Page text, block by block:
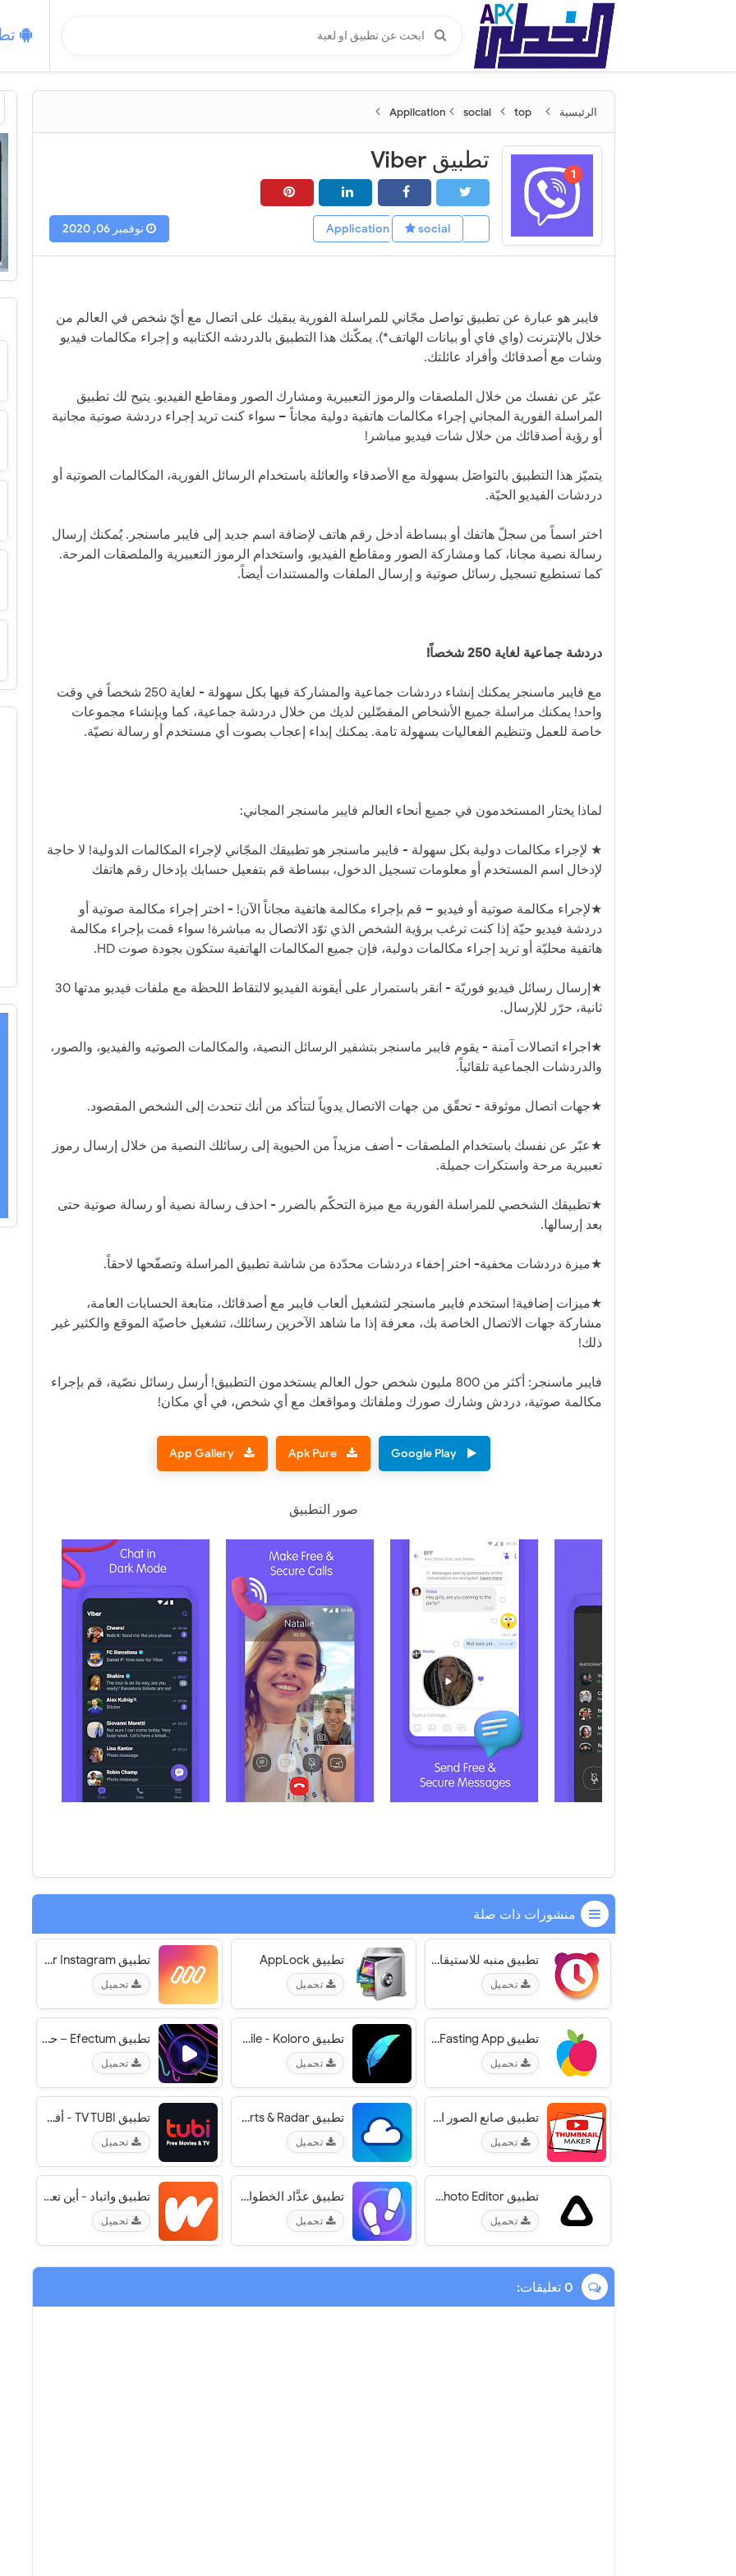
الرئيسية social top
تطبيق Viber
social نوفمبر 06, 2020
فايبر هو عبارة عن تطبيق تواصل مجّاني للمراسلة الفورية يبقيك على اتصال مع أيّ شخص في العالم من
خلال بالإنترنت (واي فاي أو بيانات الهاتف*). يمكّنك هذا التطبيق بالدردشه الكتابيه و إجراء مكالمات فيديو
وشات مع أصدقائك وأفراد عائلتك.
عبّر عن نفسك من خلال الملصقات والرموز التعبيرية ومشارك الصور ومقاطع الفيديو. يتيح لك تطبيق
المراسلة الفورية المجاني إجراء مكالمات هاتفية دولية مجاناً – سواء كنت تريد إجراء دردشة صوتية مجانية
أو رؤية أصدقائك من خلال شات فيديو مباشر!
يتميّز هذا التطبيق بالتواصَل بسهولة مع الأصدقاء والعائلة باستخدام الرسائل الفورية، المكالمات الصوتية أو
دردشات الفيديو الحيّة.
اختر اسماً من سجلّ هاتفك أو ببساطة أدخل رقم هاتف لإضافة اسم جديد إلى فايبر ماسنجر. يُمكنك إرسال
رسالة نصية مجانا، كما ومشاركة الصور ومقاطع الفيديو، واستخدام الرموز التعبيرية والملصقات المرحة.
كما تستطيع تسجيل رسائل صوتية و إرسال الملفات والمستندات أيضاً.
دردشة جماعية لغاية 250 شخصاً!
مع فايبر ماسنجر يمكنك إنشاء دردشات جماعية والمشاركة فيها بكل سهولة - لغاية 250 شخصاً في وقت
واحد! يمكنك مراسلة جميع الأشخاص المفضّلين لديك من خلال دردشة جماعية، كما وبإنشاء مجموعات
خاصة للعمل وتنظيم الفعاليات بسهولة تامة. يمكنك إبداء إعجاب بصوت أي مستخدم أو رسالة نصيّة.
لماذا يختار المستخدمون في جميع أنحاء العالم فايبر ماسنجر المجاني:
★ لإجراء مكالمات دولية بكل سهولة - فايبر ماسنجر هو تطبيقك المجّاني لإجراء المكالمات الدولية! لا حاجة
لإدخال اسم المستخدم أو معلومات تسجيل الدخول، ببساطة قم بتفعيل حسابك بإدخال رقم هاتفك
★لإجراء مكالمة صوتية أو فيديو – قم بإجراء مكالمة هاتفية مجاناً الآن! - اختر إجراء مكالمة صوتية أو
دردشة فيديو حيّة إذا كنت ترغب برؤية الشخص الذي توّد الاتصال به مباشرة! سواء قمت بإجراء مكالمة
هاتفية محليّة أو تريد إجراء مكالمات دولية، فإن جميع المكالمات الهاتفية ستكون بجودة صوت HD.
★إرسال رسائل فيديو فوريّة - انقر باستمرار على أيقونة الفيديو لالتقاط اللحظة مع ملفات فيديو مدتها 30
ثانية، حرّر للإرسال.
★اجراء اتصالات آمنة - يقوم فايبر ماسنجر بتشفير الرسائل النصية، والمكالمات الصوتيه والفيديو، والصور،
والدردشات الجماعية تلقائياً.
★جهات اتصال موثوقة - تحقّق من جهات الاتصال يدوياً لتتأكد من أنك تتحدث إلى الشخص المقصود.
★عبّر عن نفسك باستخدام الملصقات - أضف مزيداً من الحيوية إلى رسائلك النصية من خلال إرسال رموز
تعبيرية مرحة واستكرات جميلة.
★تطبيقك الشخصي للمراسلة الفورية مع ميزة التحكّم بالضرر - احذف رسالة نصية أو رسالة صوتية حتى
بعد إرسالها.
★ميزة دردشات مخفية- اختر إخفاء دردشات محدّدة من شاشة تطبيق المراسلة وتصفّحها لاحقاً.
★ميزات إضافية! استخدم فايبر ماسنجر لتشغيل ألعاب فايبر مع أصدقائك، متابعة الحسابات العامة،
مشاركة جهات الاتصال الخاصة بك، معرفة إذا ما شاهد الآخرين رسائلك، تشغيل خاصيّة الموقع والكثير غير
ذلك!
فايبر ماسنجر: أكثر من 800 مليون شخص حول العالم يستخدمون التطبيق! أرسل رسائل نصّية، قم بإجراء
مكالمة صوتية، دردش وشارك صورك وملفاتك ومواقعك مع أي شخص، في أي مكان!
Google Play
Apk Pure
App Gallery
صور التطبيق
منشورات ذات صلة
تطبيق منبه للاستيقاظ من النوم بصوت، عالي - Alarmy‏
تحميل
تطبيق AppLock‏
تحميل
تطبيق mojo - Create animated Stories for Instagram‏
تحميل
تطبيق YAZIO Calorie Counter & Intermittent Fasting App‏
تحميل
تطبيق Presets for Lightroom mobile - Koloro‏
تحميل
تطبيق Efectum – حركة بطيئة وسريعة، مؤثر فيديو عكسي
تحميل
تطبيق صانع الصور المصغرة إلى عن على استديو يوتيوب فيديو
تحميل
تطبيق 1Weather: Forecasts, Widgets, Snow Alerts & Radar‏
تحميل
تطبيق TV TUBI - أفلام وتلفاز مجاني
تحميل
تطبيق Prisma Photo Editor‏
تحميل
تطبيق عدَّاد الخطوات والسعرات الحرارية المجاني
تحميل
تطبيق واتباد - أين تعيش القصص
تحميل